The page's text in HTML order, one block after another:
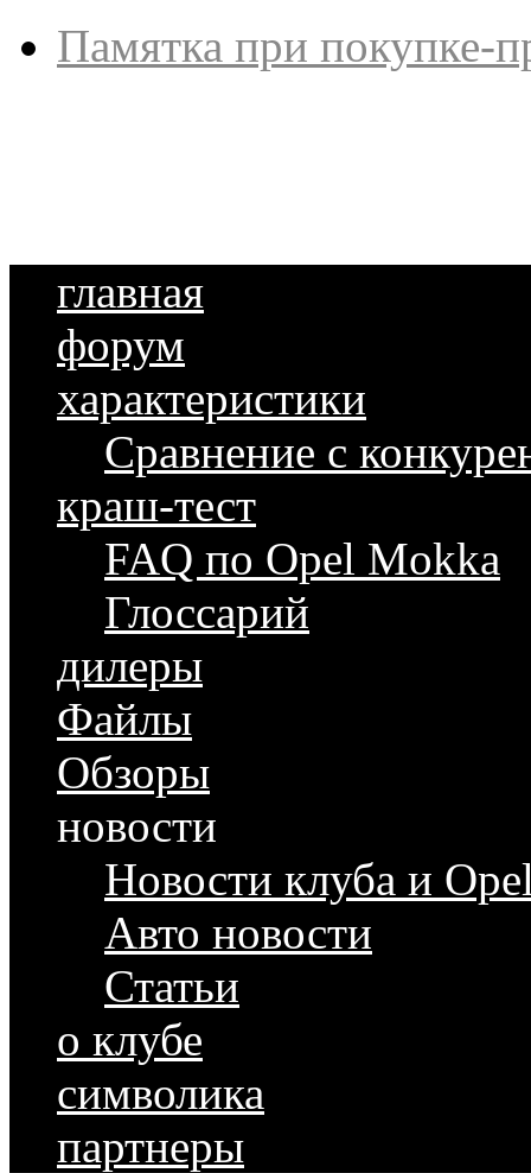
Памятка при покупке-
главная
форум
характеристики
Сравнение с
краш-тест
FAQ по Opel Mokka
Глоссарий
дилеры
Файлы
Обзоры
новости
Новости клуба и
Авто новости
Статьи
о клубе
символика
партнеры